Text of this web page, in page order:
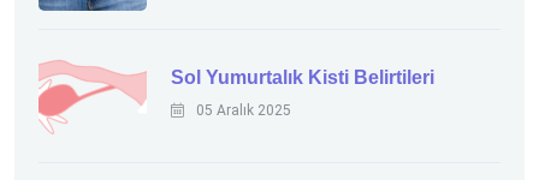
Sol Yumurtalık Kisti Belirtileri
05 Aralık 2025